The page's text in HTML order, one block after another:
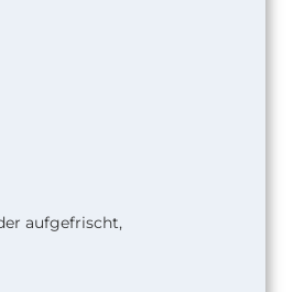
aufgefrischt,